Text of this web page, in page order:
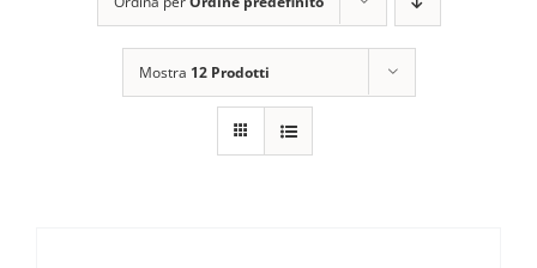
Mostra 12 Prodotti